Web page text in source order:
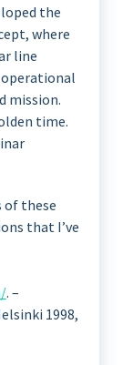
the
where
line
operational
mission.
time.
of these
that I’ve
. –
1998,